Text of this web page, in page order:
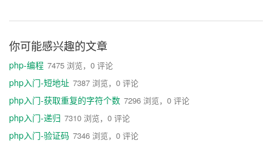
你可能感兴趣的文章
php-编程 7475 浏览，0 评论
php入门-短地址 7387 浏览，0 评论
php入门-获取重复的字符个数 7296 浏览，0 评论
php入门-递归 7310 浏览，0 评论
php入门-验证码 7346 浏览，0 评论